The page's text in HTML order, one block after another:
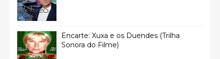
Encarte: Xuxa e os Duendes (Trilha
Sonora do Filme)